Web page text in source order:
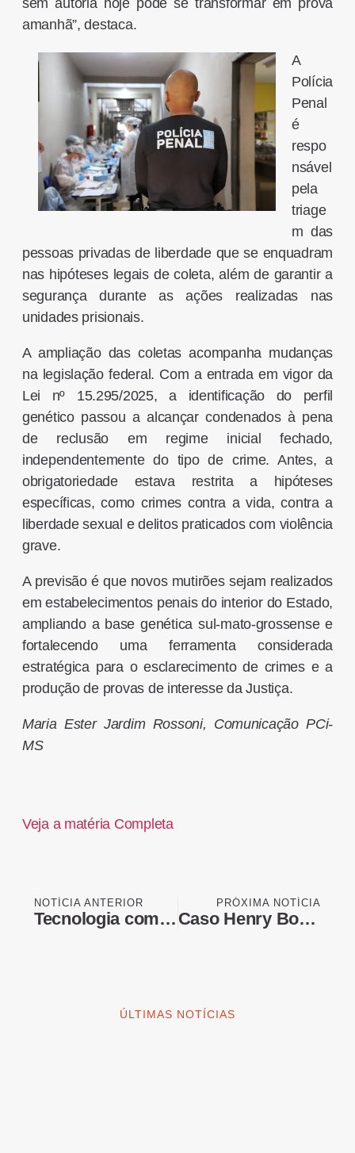
sem autoria hoje pode se transformar em prova
amanhã”, destaca.
A
Polícia
Penal
é
respo
nsável
pela
triage
m das
pessoas privadas de liberdade que se enquadram
nas hipóteses legais de coleta, além de garantir a
segurança durante as ações realizadas nas
unidades prisionais.
A ampliação das coletas acompanha mudanças
na legislação federal. Com a entrada em vigor da
Lei nº 15.295/2025, a identificação do perfil
genético passou a alcançar condenados à pena
de reclusão em regime inicial fechado,
independentemente do tipo de crime. Antes, a
obrigatoriedade estava restrita a hipóteses
específicas, como crimes contra a vida, contra a
liberdade sexual e delitos praticados com violência
grave.
A previsão é que novos mutirões sejam realizados
em estabelecimentos penais do interior do Estado,
ampliando a base genética sul-mato-grossense e
fortalecendo uma ferramenta considerada
estratégica para o esclarecimento de crimes e a
produção de provas de interesse da Justiça.
Maria Ester Jardim Rossoni, Comunicação PCi-
MS
Veja a matéria Completa
NOTÍCIA ANTERIOR
Tecnologia com inclusão: Governo de MS lança IA nas escolas e endereçamento digital para áreas rurais
PRÓXIMA NOTÍCIA
Caso Henry Borel: entenda o perdão judicial concedido à Monique Medeiros
ÚLTIMAS NOTÍCIAS